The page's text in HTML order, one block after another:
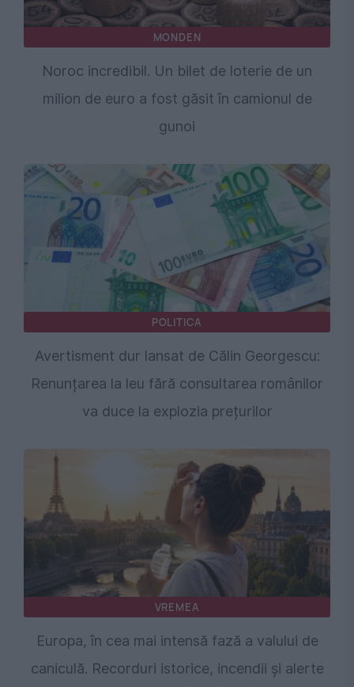
MONDEN
Noroc incredibil. Un bilet de loterie de un
milion de euro a fost găsit în camionul de
gunoi
POLITICA
Avertisment dur lansat de Călin Georgescu:
Renunțarea la leu fără consultarea românilor
va duce la explozia prețurilor
VREMEA
Europa, în cea mai intensă fază a valului de
caniculă. Recorduri istorice, incendii și alerte